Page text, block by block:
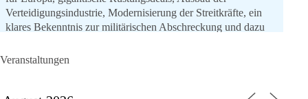
Verteidigungsindustrie, Modernisierung der Streitkräfte, ein
klares Bekenntnis zur militärischen Abschreckung und dazu
Veranstaltungen